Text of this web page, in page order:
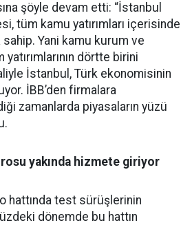
şöyle devam etti: “İstanbul
tüm kamu yatırımları içerisinde
sahip. Yani kamu kurum ve
yatırımlarının dörtte birini
İstanbul, Türk ekonomisinin
İBB’den firmalara
zamanlarda piyasaların yüzü
yakında hizmete giriyor
hattında test sürüşlerinin
dönemde bu hattın